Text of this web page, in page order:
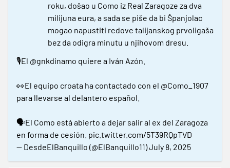
roku, došao u Como iz Real Zaragoze za dva
milijuna eura, a sada se piše da bi Španjolac
mogao napustiti redove talijanskog prvoligaša
bez da odigra minutu u njihovom dresu.
🎙️El @gnkdinamo quiere a Iván Azón.
👀El equipo croata ha contactado con el @Como_1907
para llevarse al delantero español.
🗣️El Como está abierto a dejar salir al ex del Zaragoza
en forma de cesión. pic.twitter.com/5T39RQpTVD
— DesdeElBanquillo (@ElBanquillo11)July 8, 2025